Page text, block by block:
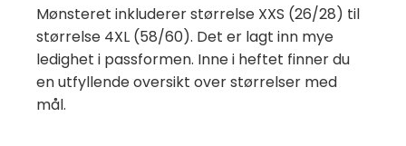
Mønsteret inkluderer størrelse XXS (26/28) til
størrelse 4XL (58/60). Det er lagt inn mye
ledighet i passformen. Inne i heftet finner du
en utfyllende oversikt over størrelser med
mål.